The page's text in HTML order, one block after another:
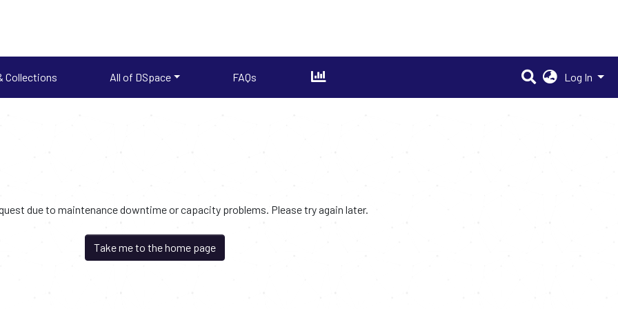
Collections All of DSpace FAQs Log In
due to maintenance downtime or capacity problems. Please try again later.
Take me to the home page